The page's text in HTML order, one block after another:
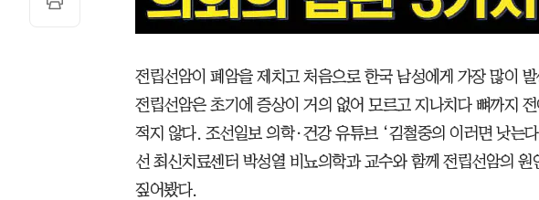
전립선암이 폐암을 제치고 처음으로 한국 남성에게 가장 많이
전립선암은 초기에 증상이 거의 없어 모르고 지나치다 뼈까지
적지 않다. 조선일보 의학·건강 유튜브 ‘김철중의 이러면 낫는
선 최신치료센터 박성열 비뇨의학과 교수와 함께 전립선암의 원
짚어봤다.